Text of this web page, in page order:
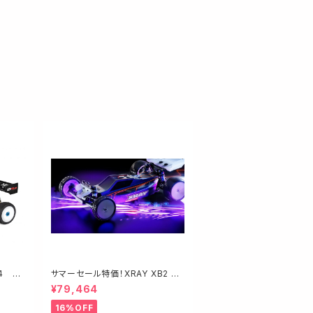
RC
サマーセール特価！XRAY XB2 20
26 カーペット仕様 品番320020
#3 キット
¥79,464
16%OFF